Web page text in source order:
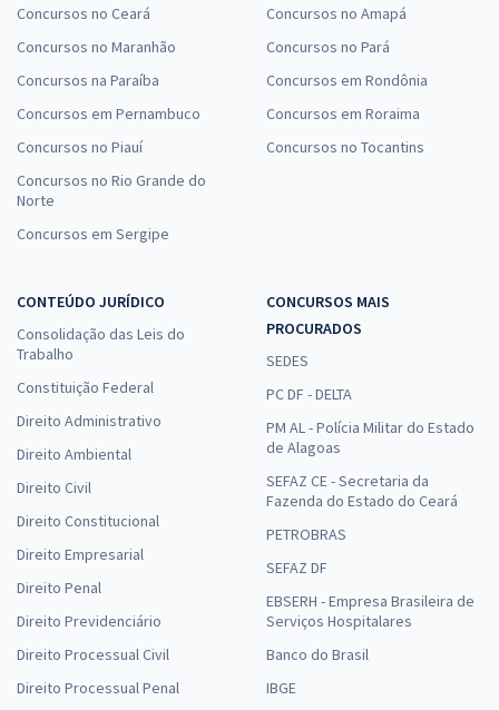
Concursos no Ceará
Concursos no Maranhão
Concursos na Paraíba
Concursos em Pernambuco
Concursos no Piauí
Concursos no Rio Grande do
Norte
Concursos em Sergipe
Concursos no Amapá
Concursos no Pará
Concursos em Rondônia
Concursos em Roraima
Concursos no Tocantins
CONTEÚDO JURÍDICO
Consolidação das Leis do
Trabalho
Constituição Federal
Direito Administrativo
Direito Ambiental
Direito Civil
Direito Constitucional
Direito Empresarial
Direito Penal
Direito Previdenciário
Direito Processual Civil
Direito Processual Penal
CONCURSOS MAIS
PROCURADOS
SEDES
PC DF - DELTA
PM AL - Polícia Militar do Estado
de Alagoas
SEFAZ CE - Secretaria da
Fazenda do Estado do Ceará
PETROBRAS
SEFAZ DF
EBSERH - Empresa Brasileira de
Serviços Hospitalares
Banco do Brasil
IBGE